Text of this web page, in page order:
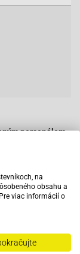
personálom
na
obsahu a
viac informácií o